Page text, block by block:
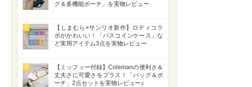
グ＆多機能ポーチ」を実物レビュー
2
【しまむら×サンリオ新作】ロディコラ
ボがかわいい！「パスコインケース」な
ど実用アイテム3点を実物レビュー
3
【ミッフィー付録】Colemanの便利さ＆
丈夫さに可愛さをプラス！「バッグ＆ポ
ーチ」2点セットを実物レビュー♪